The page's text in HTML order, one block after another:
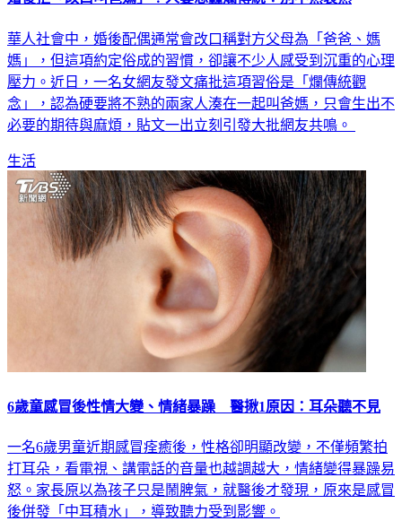
華人社會中，婚後配偶通常會改口稱對方父母為「爸爸、媽
媽」，但這項約定俗成的習慣，卻讓不少人感受到沉重的心理
壓力。近日，一名女網友發文痛批這項習俗是「爛傳統觀
念」，認為硬要將不熟的兩家人湊在一起叫爸媽，只會生出不
生活
一名6歲男童近期感冒痊癒後，性格卻明顯改變，不僅頻繁拍
打耳朵，看電視、講電話的音量也越調越大，情緒變得暴躁易
怒。家長原以為孩子只是鬧脾氣，就醫後才發現，原來是感冒